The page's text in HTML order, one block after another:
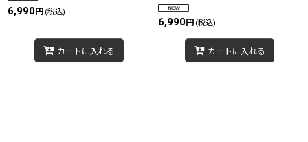
6,990円 (税込)
カートに入れる
6,990円 (税込)
カートに入れる